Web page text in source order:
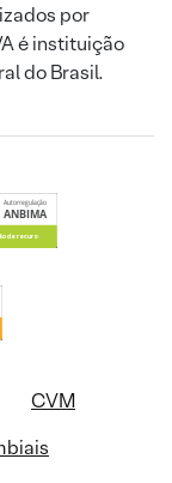
por
é instituição
do Brasil.
CVM